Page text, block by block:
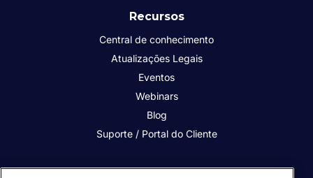
Recursos
Central de conhecimento
Atualizações Legais
Eventos
Webinars
Blog
Suporte / Portal do Cliente